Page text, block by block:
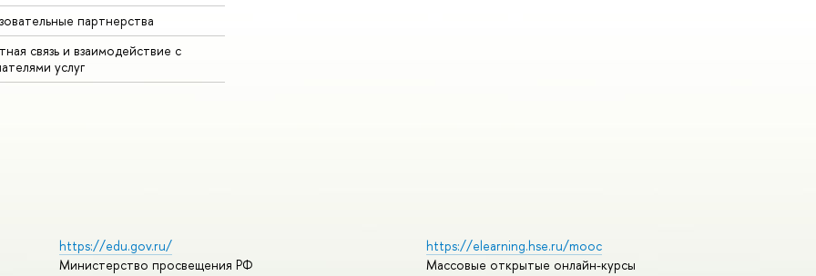
партнерства
связь и взаимодействие с
услуг
https://edu.gov.ru/
Министерство просвещения РФ
https://elearning.hse.ru/mooc
Массовые открытые онлайн-курсы